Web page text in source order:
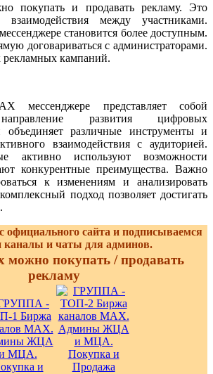
покупать и продавать рекламу. Это
взаимодействия между участниками.
становится более доступным.
договариваться с администраторами.
рекламных кампаний.
мессенджере представляет собой
развития цифровых
различные инструменты и
взаимодействия с аудиторией.
активно используют возможности
конкурентные преимущества. Важно
к изменениям и анализировать
подход позволяет достигать
с официального сайта и подписываемся
каналы и чаты для админов.
можно покупать / продавать
рекламу